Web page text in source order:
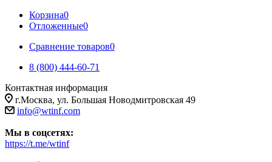
Корзина0
Отложенные0
Сравнение товаров0
8 (800) 444-60-71
Контактная информация
г.Москва, ул. Большая Новодмитровская 49
info@wtinf.com
Мы в соцсетях:
https://t.me/wtinf